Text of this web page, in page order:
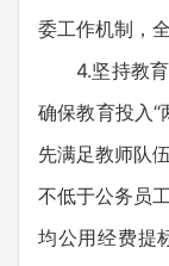
委工作机制，
4.坚持教育
确保教育投入
先满足教师队
不低于公务员
均公用经费提